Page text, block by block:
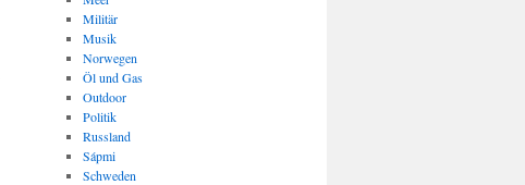
Militär
Musik
Norwegen
Öl und Gas
Outdoor
Politik
Russland
Sápmi
Schweden